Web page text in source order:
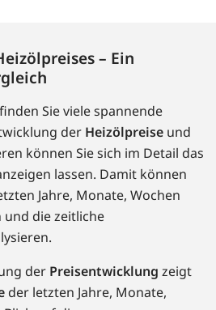
– Ein
finden Sie viele spannende
der Heizölpreise und
können Sie sich im Detail das
lassen. Damit können
Jahre, Monate, Wochen
und die zeitliche
der Preisentwicklung zeigt
der letzten Jahre, Monate,